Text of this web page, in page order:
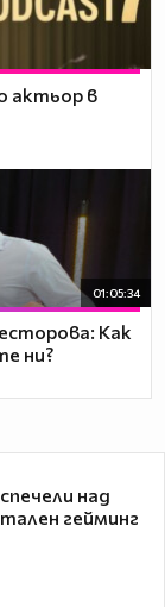
актьор в
01:05:34
Как
ни?
над
гейминг